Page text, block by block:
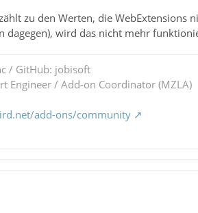
zu den Werten, die
dagegen), wird das nicht mehr
/ GitHub: jobisoft
Engineer / Add-on Coordinator (MZLA)
add-ons/community